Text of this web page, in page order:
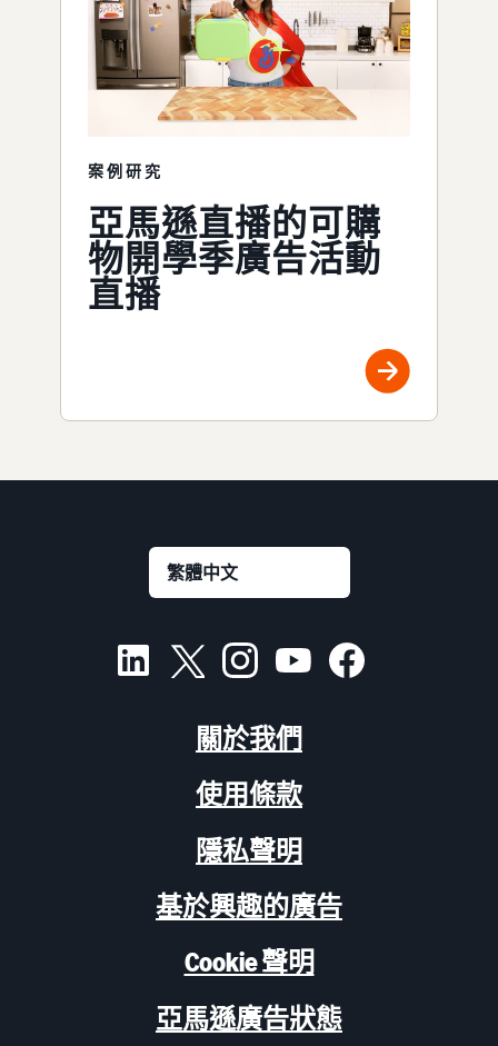
案例研究
亞馬遜直播的可購
物開學季廣告活動
直播
關於我們
使用條款
隱私聲明
基於興趣的廣告
Cookie 聲明
亞馬遜廣告狀態